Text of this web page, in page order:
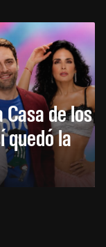
Casa de los
quedó la